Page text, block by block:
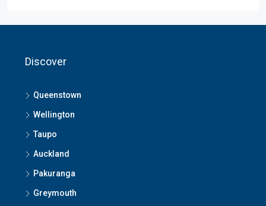
Discover
Queenstown
Wellington
Taupo
Auckland
Pakuranga
Greymouth